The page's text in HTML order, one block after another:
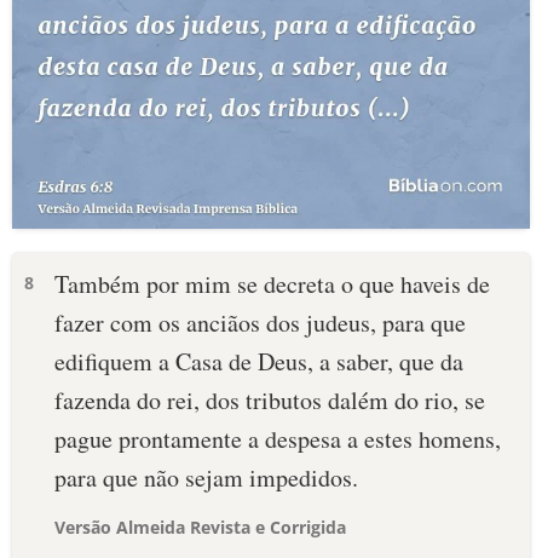
8
Também por mim se decreta o que haveis de
fazer com os anciãos dos judeus, para que
edifiquem a Casa de Deus, a saber, que da
fazenda do rei, dos tributos dalém do rio, se
pague prontamente a despesa a estes homens,
para que não sejam impedidos.
Versão Almeida Revista e Corrigida